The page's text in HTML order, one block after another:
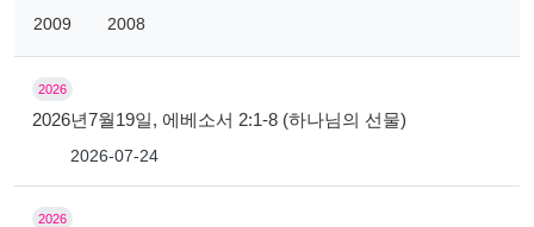
2009 2008
2026
2026년7월19일, 에베소서 2:1-8 (하나님의 선물)
2026-07-24
2026